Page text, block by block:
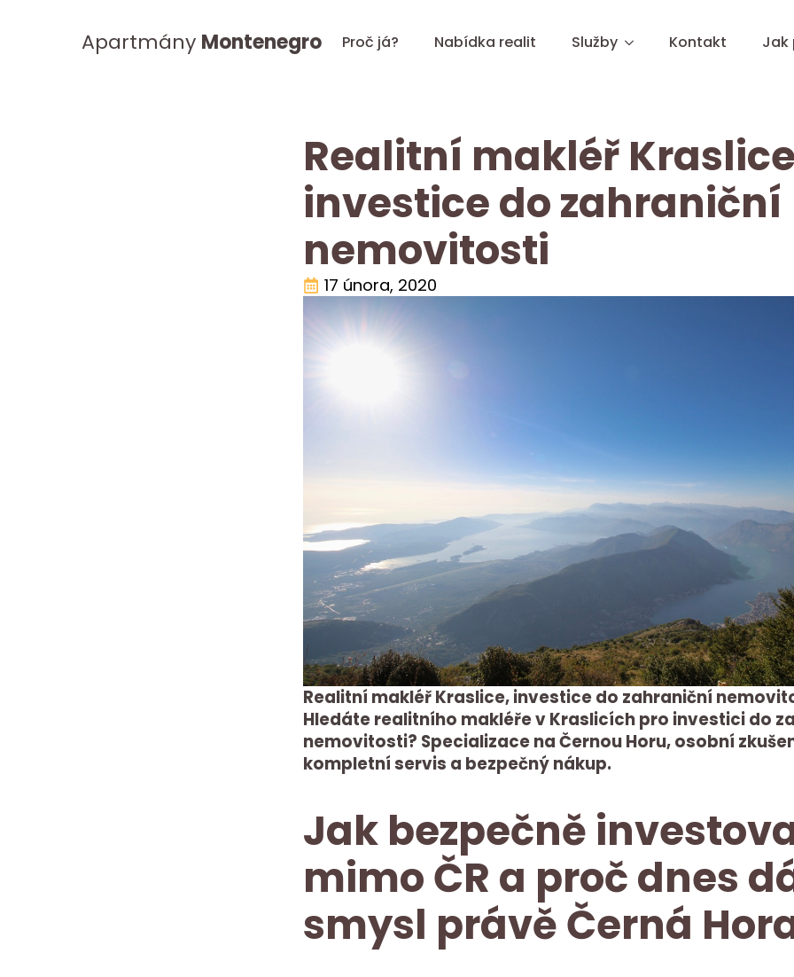
Apartmány Montenegro Proč já? Nabídka realit Služby Kontakt Jak
Realitní makléř
investice do zahraniční
nemovitosti
17 února, 2020
Realitní makléř Kraslice, investice do zahraniční
Hledáte realitního makléře v Kraslicích pro investici do
nemovitosti? Specializace na Černou Horu, osobní
kompletní servis a bezpečný nákup.
Jak bezpečně
mimo ČR a proč dnes
smysl právě Černá